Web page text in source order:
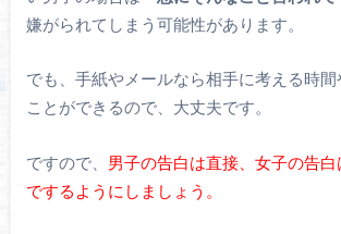
嫌がられてしまう可能性があります。
でも、手紙やメールなら相手に考える時
ことができるので、大丈夫です。
ですので、 男子の告白は直接、女子の告
でするようにしましょう。